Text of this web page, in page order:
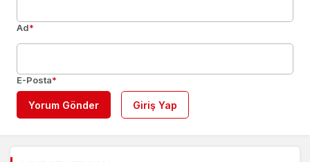
Ad*
E-Posta*
Yorum Gönder Giriş Yap